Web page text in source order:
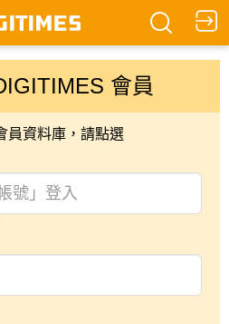
會員
員資料庫，請點選